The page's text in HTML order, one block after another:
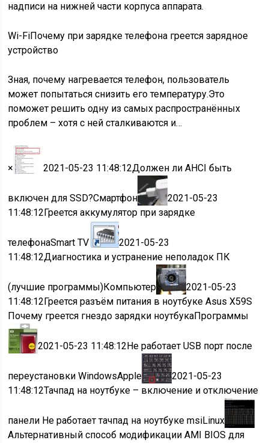
надписи на нижней части корпуса аппарата.
Wi-FiПочему при зарядке телефона греется зарядное
устройство
Зная, почему нагревается телефон, пользователь
может попытаться снизить его температуру.Это
поможет решить одну из самых распространённых
проблем – хотя с ней сталкиваются и…
× 2021-05-23 11:48:12Должен ли AHCI быть
включен для SSD?Смартфон
2021-05-23
11:48:12Греется аккумулятор при зарядке
телефонаSmart TV
2021-05-23
11:48:12Диагностика и устранение неполадок ПК
(лучшие программы)Компьютер
2021-05-23
11:48:12Греется разъём питания в ноутбуке Asus X59S
Почему греется гнездо зарядки ноутбукаПрограммы
2021-05-23 11:48:12Не работает USB порт после
переустановки WindowsApple
2021-05-23
11:48:12Тачпад на ноутбуке – включение и отключение
панели Не работает тачпад на ноутбуке msiLinux
Альтернативный способ модификации AMI BIOS для